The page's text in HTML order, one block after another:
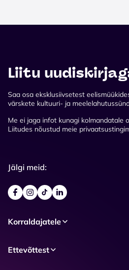
Liitu
Saa osa eksklusiivsetest
värskete kultuuri- ja
Me ei jaga infot kunagi kolmandatale
Liitudes nõustud meie
Jälgi meid:
Korraldajatele
Ettevõttest